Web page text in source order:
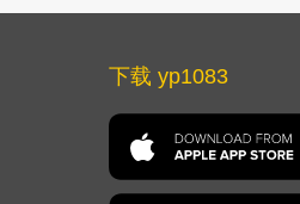
下载 yp1083